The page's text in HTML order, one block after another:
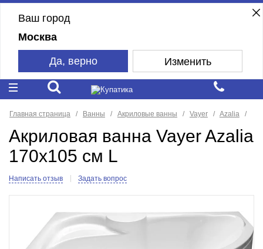
Ваш город
Москва
Да, верно Изменить
Главная страница Ванны Акриловые ванны Vayer Azalia
Акриловая ванна Vayer Azalia
170x105 см L
Написать отзыв Задать вопрос